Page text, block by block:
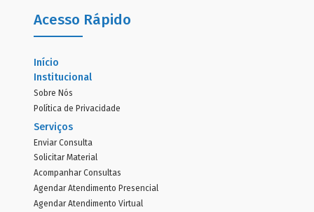
Acesso Rápido
Início
Institucional
Sobre Nós
Política de Privacidade
Serviços
Enviar Consulta
Solicitar Material
Acompanhar Consultas
Agendar Atendimento Presencial
Agendar Atendimento Virtual